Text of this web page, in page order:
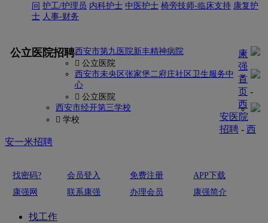
问 护工/护理员 内科护士 中医护士 椅旁技师-临床支持 康复护
士 人事-财务
公立医院招聘西安市第九医院新丰精神病院
 公立医院
西安市未央区张家堡二府庄社区卫生服务中
心
 公立医院
西安市经开第三学校
 学校
康
强
首
页 -
西
安医院
招聘- 西
安一米招聘
找密码? 会员登入 免费注册
APP下载
康强网
联系康强 办理会员 康强简介
找工作